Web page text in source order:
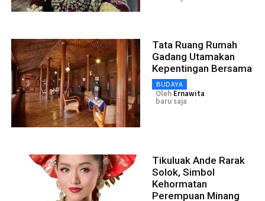
Tata Ruang Rumah
Gadang Utamakan
Kepentingan Bersama
BUDAYA
Oleh Ernawita
baru saja
Tikuluak Ande Rarak
Solok, Simbol
Kehormatan
Perempuan Minang